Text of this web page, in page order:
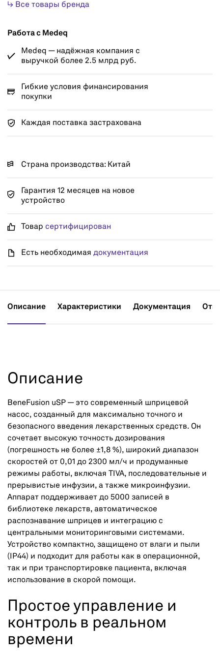
↳ Все товары бренда
Работа с Medeq
Medeq — надёжная компания с
выручкой более 2.5 млрд руб.
Гибкие условия финансирования
покупки
Каждая поставка застрахована
Страна производства: Китай
Гарантия 12 месяцев на новое
устройство
Товар сертифицирован
Есть необходимая документация
Описание Характеристики Документация
Описание
BeneFusion uSP — это современный шприцевой
насос, созданный для максимально точного и
безопасного введения лекарственных средств. Он
сочетает высокую точность дозирования
(погрешность не более ±1,8 %), широкий диапазон
скоростей от 0,01 до 2300 мл/ч и продуманные
режимы работы, включая TIVA, последовательные и
прерывистые инфузии, а также микроинфузии.
Аппарат поддерживает до 5000 записей в
библиотеке лекарств, автоматическое
распознавание шприцев и интеграцию с
центральными мониторинговыми системами.
Устройство компактно, защищено от влаги и пыли
(IP44) и подходит для работы как в операционной,
так и при транспортировке пациента, включая
использование в скорой помощи.
Простое управление и
контроль в реальном
времени